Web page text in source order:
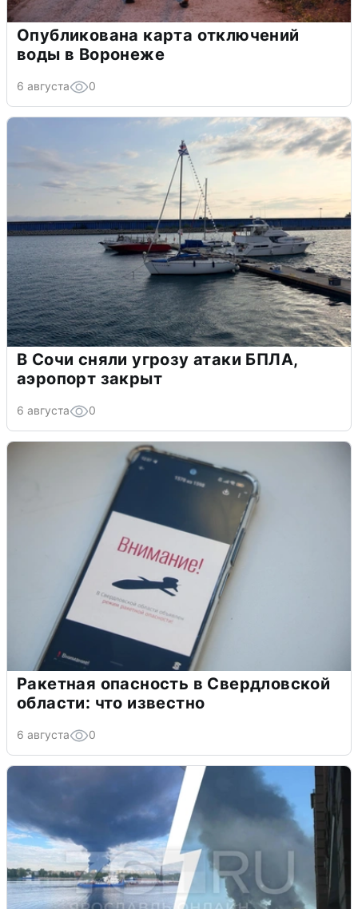
Опубликована карта отключений
воды в Воронеже
6 августа 0
В Сочи сняли угрозу атаки БПЛА,
аэропорт закрыт
6 августа 0
Ракетная опасность в Свердловской
области: что известно
6 августа 0